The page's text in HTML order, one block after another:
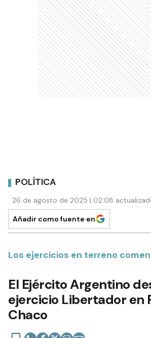
POLÍTICA
26 de agosto de 2025 | 02:08
Añadir como fuente en
Los ejercicios en terreno
El Ejército Argentino
ejercicio Libertador en
Chaco